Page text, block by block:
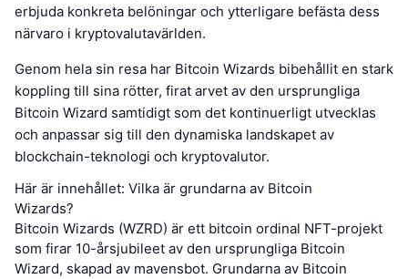
erbjuda konkreta belöningar och ytterligare befästa dess
närvaro i kryptovalutavärlden.
Genom hela sin resa har Bitcoin Wizards bibehållit en stark
koppling till sina rötter, firat arvet av den ursprungliga
Bitcoin Wizard samtidigt som det kontinuerligt utvecklas
och anpassar sig till den dynamiska landskapet av
blockchain-teknologi och kryptovalutor.
Här är innehållet: Vilka är grundarna av Bitcoin
Wizards?
Bitcoin Wizards (WZRD) är ett bitcoin ordinal NFT-projekt
som firar 10-årsjubileet av den ursprungliga Bitcoin
Wizard, skapad av mavensbot. Grundarna av Bitcoin